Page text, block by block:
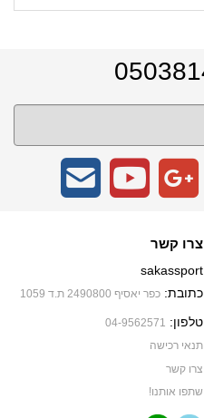
צרו קשר
sakassport
כתובת: כפר יאסיף 2490800 ת.ד 1059
טלפון: 04-9562571
תנאי רכישה
צרו קשר
שתפו אותנו!